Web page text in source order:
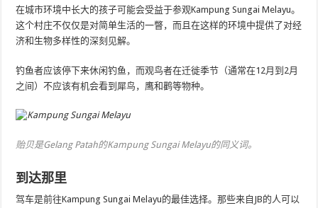
在城市环境中长大的孩子可能会受益于参观Kampung Sungai Melayu。
这个村庄不仅仅是对简单生活的一瞥，而且在这样的环境中提供了对经
济和生物多样性的深刻见解。
钓鱼者应该停下来休闲钓鱼，而观鸟者在迁徙季节（通常在12月到2月
之间）不应该有机会看到犀鸟，鹰和鹳等物种。
贻贝是Gelang Patah的Kampung Sungai Melayu的同义词。
到达那里
驾车是前往Kampung Sungai Melayu的最佳选择。那些来自JB的人可以